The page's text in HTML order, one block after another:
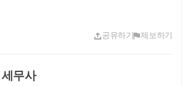
의 재건축 사업시행기간 동안 거주하기 위
156조의2
공유하기 제보하기
무사